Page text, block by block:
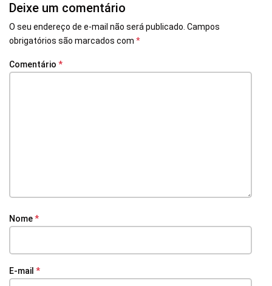
Deixe um comentário
O seu endereço de e-mail não será publicado. Campos
obrigatórios são marcados com *
Comentário *
Nome*
E-mail *